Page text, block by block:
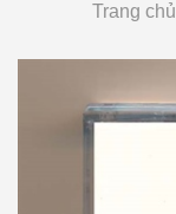
Trang chủ